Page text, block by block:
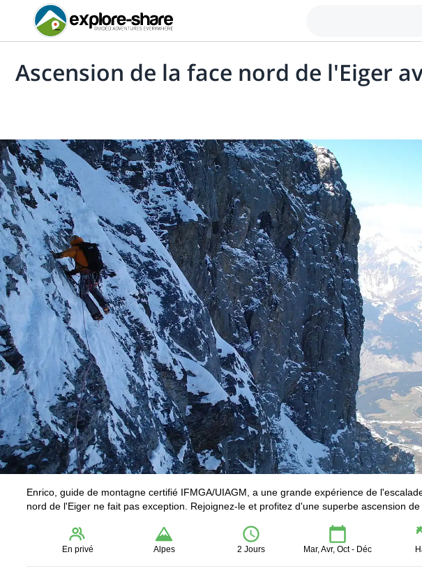
Ascension de la face nord de l'Eiger
Enrico, guide de montagne certifié IFMGA/UIAGM, a une grande expérience de
nord de l'Eiger ne fait pas exception. Rejoignez-le et profitez d'une superbe ascension
En privé Alpes 2 Jours Mar, Avr, Oct - Déc